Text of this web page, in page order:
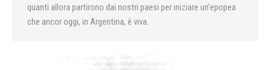
quanti allora partirono dai nostri paesi per iniziare un’epopea
che ancor oggi, in Argentina, è viva.